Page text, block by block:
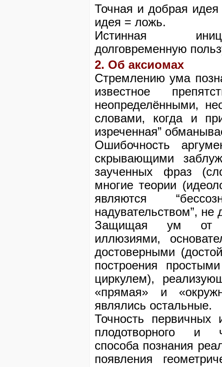
Точная и добрая
идея = ложь.
Истинная
долговременную
2. Об аксиомах
Стремлению ума
известное
неопределёнными,
словами, когда и
изреченная”
Ошибочность
скрывающими
заученных фраз
многие теории
являются
надувательством”,
Защищая ум от
иллюзиями,
достоверными
построения
циркулем),
«прямая» и
являлись остальные.
Точность первичных
плодотворного и
способа познания
появления